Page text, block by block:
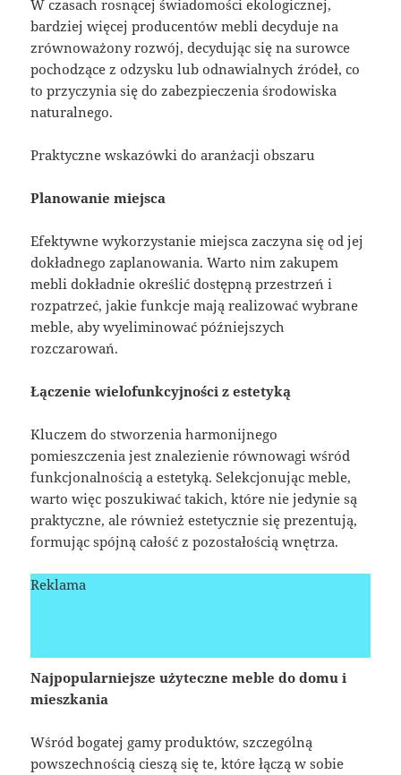
W czasach rosnącej świadomości ekologicznej,
bardziej więcej producentów mebli decyduje na
zrównoważony rozwój, decydując się na surowce
pochodzące z odzysku lub odnawialnych źródeł, co
to przyczynia się do zabezpieczenia środowiska
naturalnego.
Praktyczne wskazówki do aranżacji obszaru
Planowanie miejsca
Efektywne wykorzystanie miejsca zaczyna się od jej
dokładnego zaplanowania. Warto nim zakupem
mebli dokładnie określić dostępną przestrzeń i
rozpatrzeć, jakie funkcje mają realizować wybrane
meble, aby wyeliminować późniejszych
rozczarowań.
Łączenie wielofunkcyjności z estetyką
Kluczem do stworzenia harmonijnego
pomieszczenia jest znalezienie równowagi wśród
funkcjonalnością a estetyką. Selekcjonując meble,
warto więc poszukiwać takich, które nie jedynie są
praktyczne, ale również estetycznie się prezentują,
formując spójną całość z pozostałością wnętrza.
Reklama
Najpopularniejsze użyteczne meble do domu i
mieszkania
Wśród bogatej gamy produktów, szczególną
powszechnością cieszą się te, które łączą w sobie